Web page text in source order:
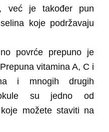
već je također pun
koje podržavaju
povrće prepuno je
vitamina A, C i
i mnogih drugih
su jedno od
možete staviti na